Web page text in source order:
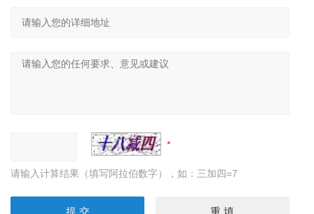
请输入计算结果（填写阿拉伯数字），如：三加四=7